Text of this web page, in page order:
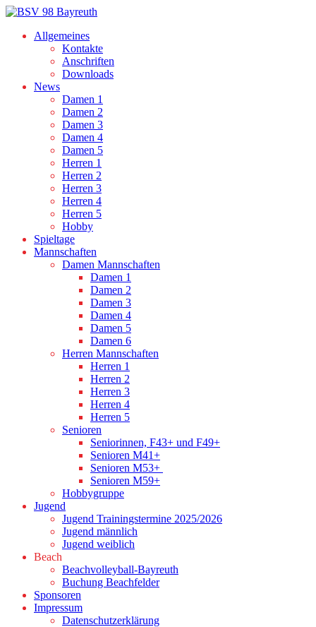
Allgemeines
Kontakte
Anschriften
Downloads
News
Damen 1
Damen 2
Damen 3
Damen 4
Damen 5
Herren 1
Herren 2
Herren 3
Herren 4
Herren 5
Hobby
Spieltage
Mannschaften
Damen Mannschaften
Damen 1
Damen 2
Damen 3
Damen 4
Damen 5
Damen 6
Herren Mannschaften
Herren 1
Herren 2
Herren 3
Herren 4
Herren 5
Senioren
Seniorinnen, F43+ und F49+
Senioren M41+
Senioren M53+
Senioren M59+
Hobbygruppe
Jugend
Jugend Trainingstermine 2025/2026
Jugend männlich
Jugend weiblich
Beach
Beachvolleyball-Bayreuth
Buchung Beachfelder
Sponsoren
Impressum
Datenschutzerklärung